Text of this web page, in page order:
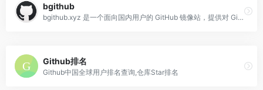
bgithub
bgithub.xyz 是一个面向国内用户的 GitHub 镜像站，提供对 GitHub 仓库页面、Issue、评论等内容的浏览功能，帮助在网络受限环境下快速查看项目详情。
Github排名
Github中国全球用户排名查询,仓库Star排名